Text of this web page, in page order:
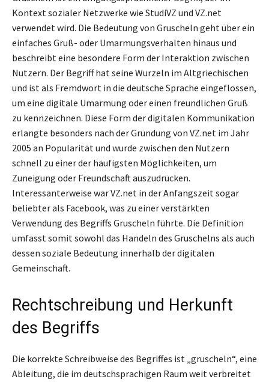
Kontext sozialer Netzwerke wie StudiVZ und VZ.net
verwendet wird. Die Bedeutung von Gruscheln geht über ein
einfaches Gruß- oder Umarmungsverhalten hinaus und
beschreibt eine besondere Form der Interaktion zwischen
Nutzern. Der Begriff hat seine Wurzeln im Altgriechischen
und ist als Fremdwort in die deutsche Sprache eingeflossen,
um eine digitale Umarmung oder einen freundlichen Gruß
zu kennzeichnen. Diese Form der digitalen Kommunikation
erlangte besonders nach der Gründung von VZ.net im Jahr
2005 an Popularität und wurde zwischen den Nutzern
schnell zu einer der häufigsten Möglichkeiten, um
Zuneigung oder Freundschaft auszudrücken.
Interessanterweise war VZ.net in der Anfangszeit sogar
beliebter als Facebook, was zu einer verstärkten
Verwendung des Begriffs Gruscheln führte. Die Definition
umfasst somit sowohl das Handeln des Gruschelns als auch
dessen soziale Bedeutung innerhalb der digitalen
Gemeinschaft.
Rechtschreibung und Herkunft
des Begriffs
Die korrekte Schreibweise des Begriffes ist „gruscheln“, eine
Ableitung, die im deutschsprachigen Raum weit verbreitet